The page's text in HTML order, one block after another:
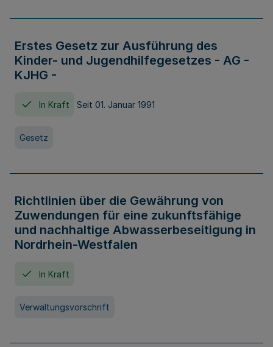
Erstes Gesetz zur Ausführung des
Kinder- und Jugendhilfegesetzes - AG -
KJHG -
In Kraft Seit 01. Januar 1991
Gesetz
Richtlinien über die Gewährung von
Zuwendungen für eine zukunftsfähige
und nachhaltige Abwasserbeseitigung in
Nordrhein-Westfalen
In Kraft
Verwaltungsvorschrift